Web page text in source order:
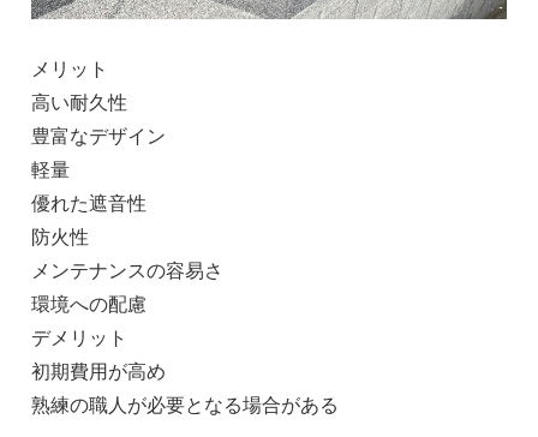
メリット
高い耐久性
豊富なデザイン
軽量
優れた遮音性
防火性
メンテナンスの容易さ
環境への配慮
デメリット
初期費用が高め
熟練の職人が必要となる場合がある